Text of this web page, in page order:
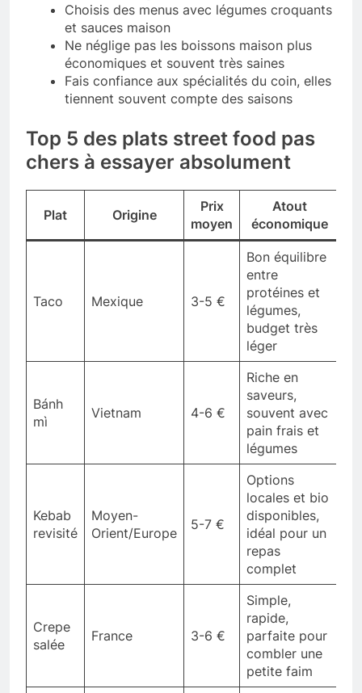
Choisis des menus avec légumes croquants
et sauces maison
Ne néglige pas les boissons maison plus
économiques et souvent très saines
Fais confiance aux spécialités du coin, elles
tiennent souvent compte des saisons
Top 5 des plats street food pas
chers à essayer absolument
Plat Origine
Prix
moyen
Atout
économique
Taco Mexique 3-5 €
Bon équilibre
entre
protéines et
légumes,
budget très
léger
Bánh
mì
Vietnam 4-6 €
Riche en
saveurs,
souvent avec
pain frais et
légumes
Kebab
revisité
Moyen-
Orient/Europe
5-7 €
Options
locales et bio
disponibles,
idéal pour un
repas
complet
Crepe
salée
France 3-6 €
Simple,
rapide,
parfaite pour
combler une
petite faim